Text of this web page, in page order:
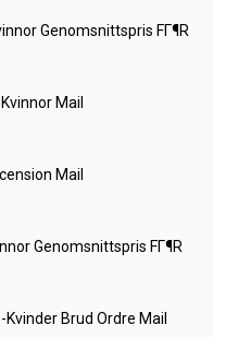
Genomsnittspris FГ¶r
Mail
Mail
Genomsnittspris FГ¶r
Brud Ordre Mail